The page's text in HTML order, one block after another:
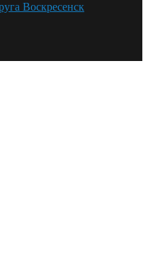
Воскресенск